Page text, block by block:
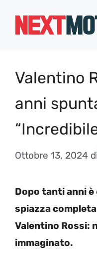
Valentino
anni
Ottobre 13, 2024
Dopo tanti anni
spiazza
Valentino Rossi:
immaginato.